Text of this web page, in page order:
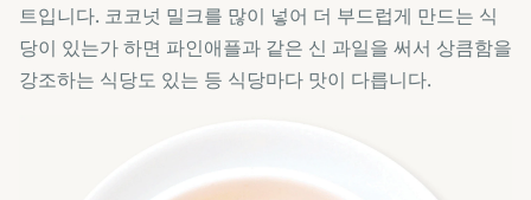
트입니다. 코코넛 밀크를 많이 넣어 더 부드럽게 만드는 식
당이 있는가 하면 파인애플과 같은 신 과일을 써서 상큼함을
강조하는 식당도 있는 등 식당마다 맛이 다릅니다.